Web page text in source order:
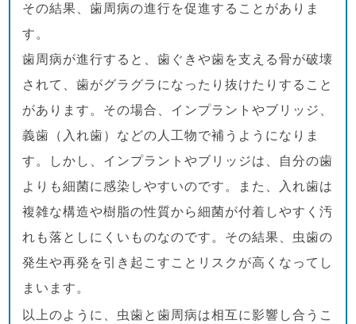
その結果、歯周病の進行を促進することがありま
す。
歯周病が進行すると、歯ぐきや歯を支える骨が破壊
されて、歯がグラグラになったり抜けたりすること
があります。その場合、インプラントやブリッジ、
義歯（入れ歯）などの人工物で補うようになりま
す。しかし、インプラントやブリッジは、自分の歯
よりも細菌に感染しやすいのです。また、入れ歯は
複雑な構造や樹脂の性質から細菌が付着しやすく汚
れも落としにくいものなのです。その結果、虫歯の
発生や再発を引き起こすことリスクが高くなってし
まいます。
以上のように、虫歯と歯周病は相互に影響し合うこ